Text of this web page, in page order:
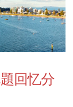
回忆分